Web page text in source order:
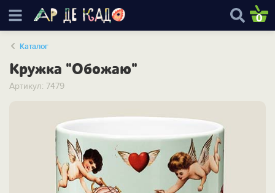
0
Каталог
Кружка "Обожаю"
Артикул: 7479